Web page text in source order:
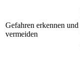
Gefahren erkennen und
vermeiden